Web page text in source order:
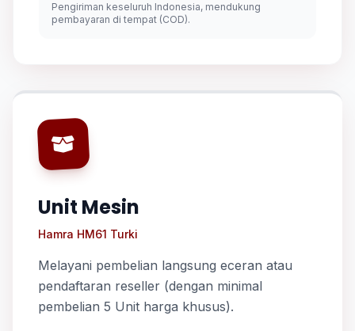
Pengiriman keseluruh Indonesia, mendukung
pembayaran di tempat (COD).
Unit Mesin
Hamra HM61 Turki
Melayani pembelian langsung eceran atau
pendaftaran reseller (dengan minimal
pembelian 5 Unit harga khusus).